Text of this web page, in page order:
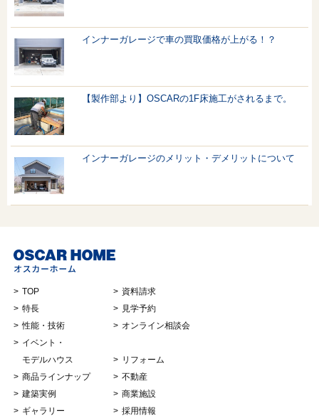
インナーガレージで車の買取価格が上がる！？
【製作部より】OSCARの1F床施工がされるまで。
インナーガレージのメリット・デメリットについて
TOP
特長
性能・技術
イベント・
モデルハウス
商品ラインナップ
建築実例
ギャラリー
資料請求
見学予約
オンライン相談会
リフォーム
不動産
商業施設
採用情報